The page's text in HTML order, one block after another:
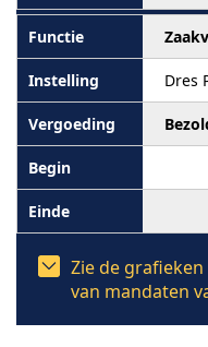
Dres
Zie de
van mandaten